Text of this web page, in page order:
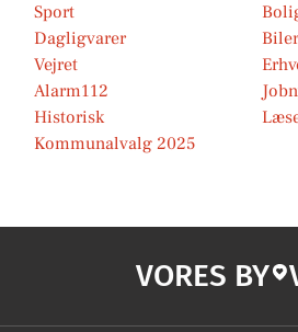
Sport
Dagligvarer
Biler
Vejret
Alarm112
Historisk
Kommunalvalg 2025
VORES BY